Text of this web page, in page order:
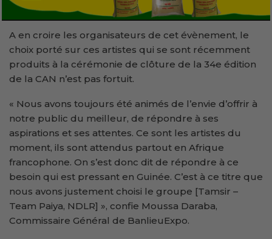
A en croire les organisateurs de cet évènement, le
choix porté sur ces artistes qui se sont récemment
produits à la cérémonie de clôture de la 34e édition
de la CAN n’est pas fortuit.
« Nous avons toujours été animés de l’envie d’offrir à
notre public du meilleur, de répondre à ses
aspirations et ses attentes. Ce sont les artistes du
moment, ils sont attendus partout en Afrique
francophone. On s’est donc dit de répondre à ce
besoin qui est pressant en Guinée. C’est à ce titre que
nous avons justement choisi le groupe [Tamsir –
Team Paiya, NDLR] », confie Moussa Daraba,
Commissaire Général de BanlieuExpo.